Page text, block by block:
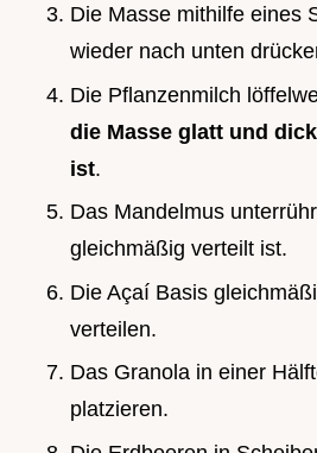
Die Masse mithilfe eines
wieder nach unten
Die Pflanzenmilch
die Masse glatt und
ist.
Das Mandelmus
gleichmäßig verteilt ist.
Die Açaí Basis
verteilen.
Das Granola in einer
platzieren.